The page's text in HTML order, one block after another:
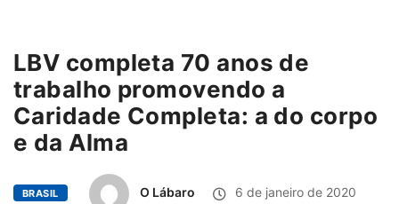
LBV completa 70 anos de
trabalho promovendo a
Caridade Completa: a do corpo
e da Alma
BRASIL O Lábaro 6 de janeiro de 2020